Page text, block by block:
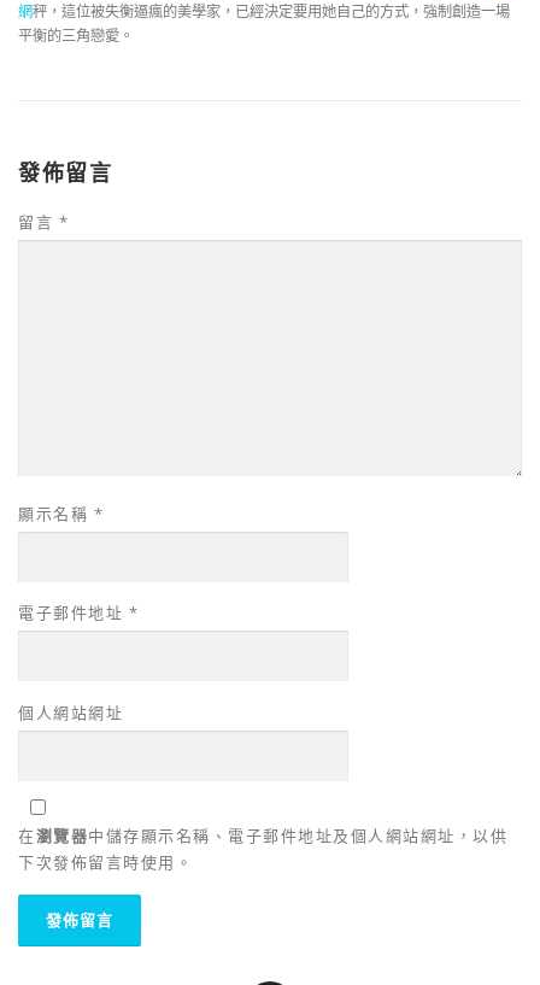
網秤，這位被失衡逼瘋的美學家，已經決定要用她自己的方式，強制創造一場
平衡的三角戀愛。
發佈留言
留言 *
顯示名稱 *
電子郵件地址 *
個人網站網址
在瀏覽器中儲存顯示名稱、電子郵件地址及個人網站網址，以供
下次發佈留言時使用。